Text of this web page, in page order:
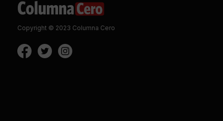
Copyright © 2023 Columna Cero